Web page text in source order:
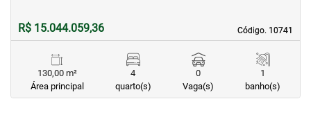
Código. 10741
Código. 10741
R$ 15.044.059,36
130,00 m²
Área principal
4
quarto(s)
0
Vaga(s)
1
banho(s)